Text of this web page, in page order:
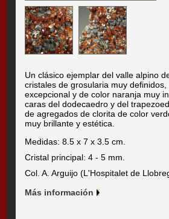
Un clásico ejemplar del valle alpino
cristales de grosularia muy
excepcional y de color naranja muy
caras del dodecaedro y del
de agregados de clorita de color
muy brillante y estética.
Medidas: 8.5 x 7 x 3.5 cm.
Cristal principal: 4 - 5 mm.
Col. A. Arguijo (L'Hospitalet de
Más información